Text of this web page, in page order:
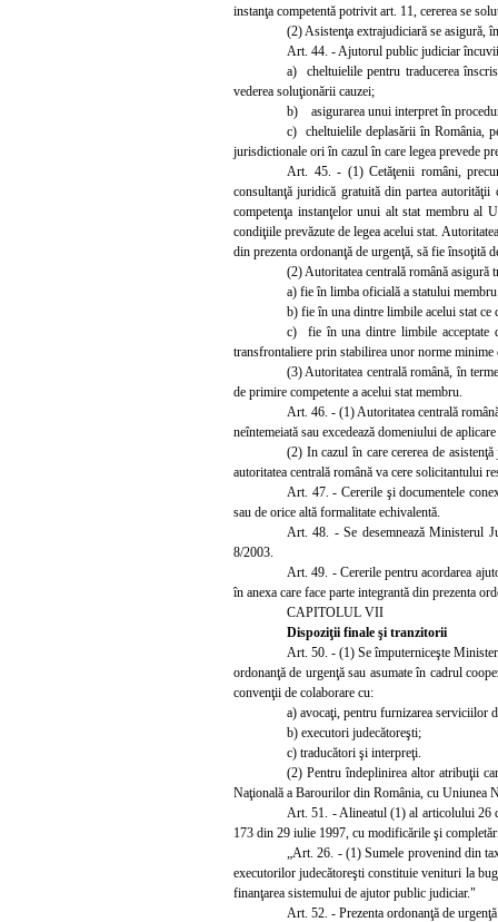
instanţa competentă potrivit art. 11, cererea se
(2) Asistenţa extrajudiciară se asigură,
Art. 44. - Ajutorul public judiciar
a) cheltuielile pentru traducerea
vederea soluţionării cauzei;
b) asigurarea unui interpret în
c) cheltuielile deplasării în România,
jurisdictionale ori în cazul în care legea prevede
Art. 45. - (1) Cetăţenii români,
consultanţă juridică gratuită din partea
competenţa instanţelor unui alt stat membru al
condiţiile prevăzute de legea acelui stat.
din prezenta ordonanţă de urgenţă, să fie însoţită
(2) Autoritatea centrală română asigură
a) fie în limba oficială a statului
b) fie în una dintre limbile acelui stat
c) fie în una dintre limbile
transfrontaliere prin stabilirea unor norme
(3) Autoritatea centrală română, în
de primire competente a acelui stat membru.
Art. 46. - (1) Autoritatea centrală
neîntemeiată sau excedează domeniului de
(2) In cazul în care cererea de
autoritatea centrală română va cere solicitantului
Art. 47. - Cererile şi documentele
sau de orice altă formalitate echivalentă.
Art. 48. - Se desemnează Ministerul
8/2003.
Art. 49. - Cererile pentru acordarea
în anexa care face parte integrantă din prezenta
CAPITOLUL VII
Dispoziţii finale şi tranzitorii
Art. 50. - (1) Se împuterniceşte
ordonanţă de urgenţă sau asumate în cadrul
convenţii de colaborare cu:
a) avocaţi, pentru furnizarea serviciilor
b) executori judecătoreşti;
c) traducători şi interpreţi.
(2) Pentru îndeplinirea altor atribuţii
Naţională a Barourilor din România, cu Uniunea
Art. 51. - Alineatul (1) al articolului 26
173 din 29 iulie 1997, cu modificările şi
„Art. 26. - (1) Sumele provenind din
executorilor judecătoreşti constituie venituri la
finanţarea sistemului de ajutor public judiciar."
Art. 52. - Prezenta ordonanţă de